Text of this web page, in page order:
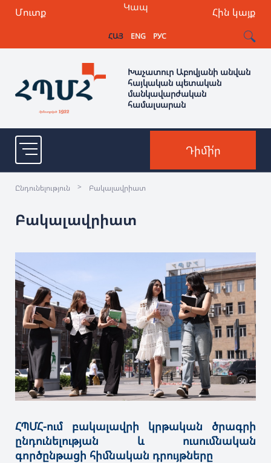
Մուտք Հին կայք
Կապ
ՀԱՅ ENG РУС
Խաչատուր Աբովյանի անվան
հայկական պետական
մանկավարժական
համալսարան
Դիմի՛ր
Ընդունելություն > Բակալավրիատ
Բակալավրիատ
ՀՊՄՀ-ում բակալավրի կրթական ծրագրի
ընդունելության և ուսումնական
գործընթացի հիմնական դրույթները